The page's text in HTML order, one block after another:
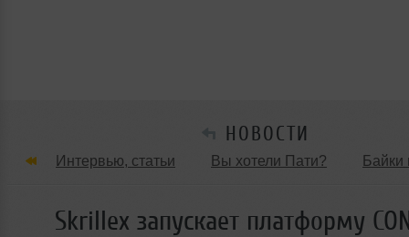
НОВОСТИ
Интервью, статьи Вы хотели Пати? Байки
Танцевальные стили Обзоры Вечеринок и
Skrillex запускает платформу